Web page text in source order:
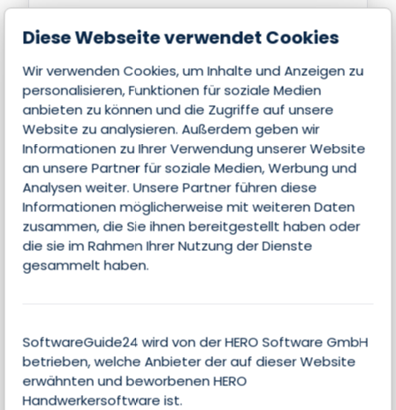
Diese Webseite verwendet Cookies
Wir verwenden Cookies, um Inhalte und Anzeigen zu
personalisieren, Funktionen für soziale Medien
anbieten zu können und die Zugriffe auf unsere
Website zu analysieren. Außerdem geben wir
Informationen zu Ihrer Verwendung unserer Website
an unsere Partner für soziale Medien, Werbung und
Analysen weiter. Unsere Partner führen diese
Informationen möglicherweise mit weiteren Daten
zusammen, die Sie ihnen bereitgestellt haben oder
die sie im Rahmen Ihrer Nutzung der Dienste
gesammelt haben.
SoftwareGuide24 wird von der HERO Software GmbH
betrieben, welche Anbieter der auf dieser Website
erwähnten und beworbenen HERO
Handwerkersoftware ist.
Zusammenfassung
Diese Seite wurde noch nicht beansprucht.
Wenn Sie der Anbieter dieser Software sind,
können Sie jetzt individuelle Inhalte
bereitstellen.
Jetzt Kontakt aufnehmen
und Partner werden!